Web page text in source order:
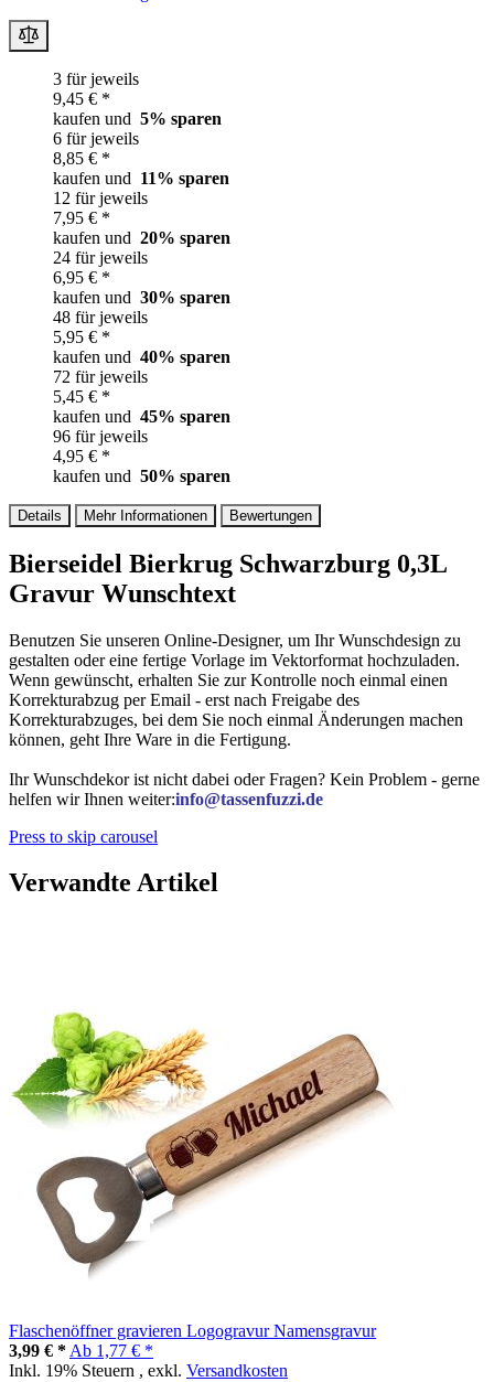
3 für jeweils
9,45 € *
kaufen und 5% sparen
6 für jeweils
8,85 € *
kaufen und 11% sparen
12 für jeweils
7,95 € *
kaufen und 20% sparen
24 für jeweils
6,95 € *
kaufen und 30% sparen
48 für jeweils
5,95 € *
kaufen und 40% sparen
72 für jeweils
5,45 € *
kaufen und 45% sparen
96 für jeweils
4,95 € *
kaufen und 50% sparen
Details Mehr Informationen Bewertungen
Bierseidel Bierkrug Schwarzburg 0,3L
Gravur Wunschtext
Benutzen Sie unseren Online-Designer, um Ihr Wunschdesign zu
gestalten oder eine fertige Vorlage im Vektorformat hochzuladen.
Wenn gewünscht, erhalten Sie zur Kontrolle noch einmal einen
Korrekturabzug per Email - erst nach Freigabe des
Korrekturabzuges, bei dem Sie noch einmal Änderungen machen
können, geht Ihre Ware in die Fertigung.
Ihr Wunschdekor ist nicht dabei oder Fragen? Kein Problem - gerne
helfen wir Ihnen weiter:info@tassenfuzzi.de
Press to skip carousel
Verwandte Artikel
Flaschenöffner gravieren Logogravur Namensgravur
3,99 € * Ab 1,77 € *
Inkl. 19% Steuern , exkl. Versandkosten